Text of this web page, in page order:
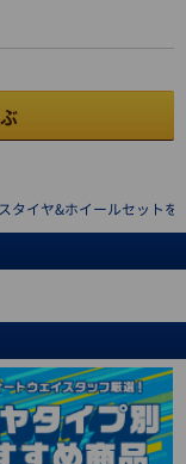
タイヤ&ホイールセット